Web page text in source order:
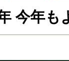
今年も